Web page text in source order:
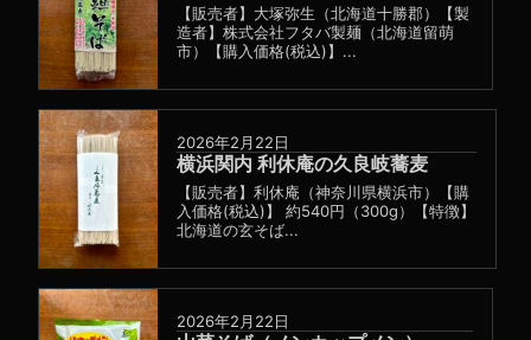
【販売者】大塚弥生（北海道十勝郡）【製
造者】株式会社フタバ製麺（北海道留萌
市）【購入価格(税込)】...
2026年2月22日
横浜関内 利休庵の久良岐蕎麦
【販売者】利休庵（神奈川県横浜市）【購
入価格(税込)】 約540円（300g）【特徴】
北海道の玄そば...
2026年2月22日